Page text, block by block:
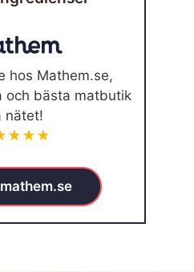
hos Mathem.se,
och bästa matbutik
nätet!